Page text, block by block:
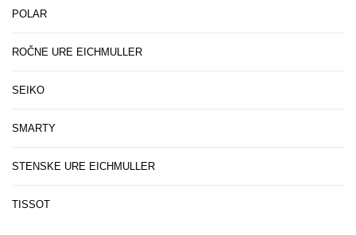
POLAR
ROČNE URE EICHMULLER
SEIKO
SMARTY
STENSKE URE EICHMULLER
TISSOT